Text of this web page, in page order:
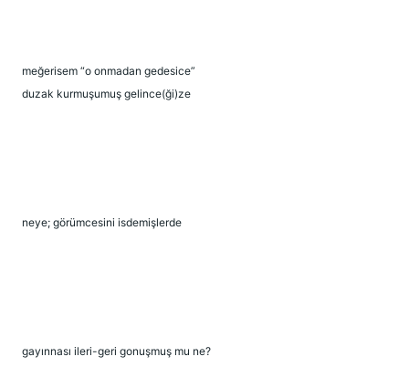
meğerisem “o onmadan gedesice”
duzak kurmuşumuş gelince(ği)ze
neye; görümcesini isdemişlerde
gayınnası ileri-geri gonuşmuş mu ne?